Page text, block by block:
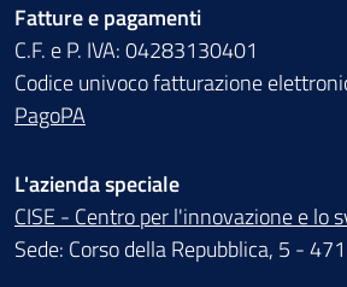
Fatture e pagamenti
C.F. e P. IVA: 04283130401
Codice univoco fatturazione
PagoPA
L'azienda speciale
CISE - Centro per l'innovazione e lo
Sede: Corso della Repubblica, 5 -